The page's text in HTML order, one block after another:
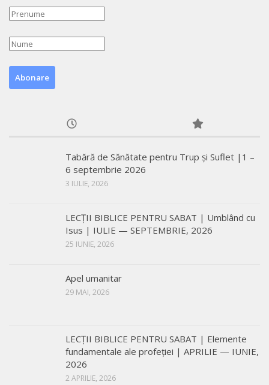
Tabără de Sănătate pentru Trup și Suflet |1 –
6 septembrie 2026
3 IULIE, 2026
LECŢII BIBLICE PENTRU SABAT | Umblând cu
Isus | IULIE — SEPTEMBRIE, 2026
25 IUNIE, 2026
Apel umanitar
29 MAI, 2026
LECŢII BIBLICE PENTRU SABAT | Elemente
fundamentale ale profeției | APRILIE — IUNIE,
2026
2 APRILIE, 2026